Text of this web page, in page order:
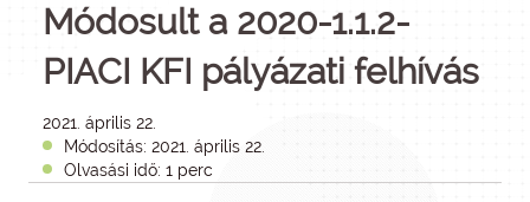
Módosult a 2020-1.1.2-
PIACI KFI pályázati felhívás
2021. április 22.
Módosítás: 2021. április 22.
Olvasási idő: 1 perc